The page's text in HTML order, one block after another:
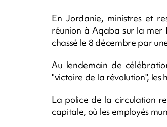
En Jordanie, ministres et
réunion à Aqaba sur la mer
chassé le 8 décembre par
Au lendemain de
"victoire de la révolution",
La police de la circulation
capitale, où les employés